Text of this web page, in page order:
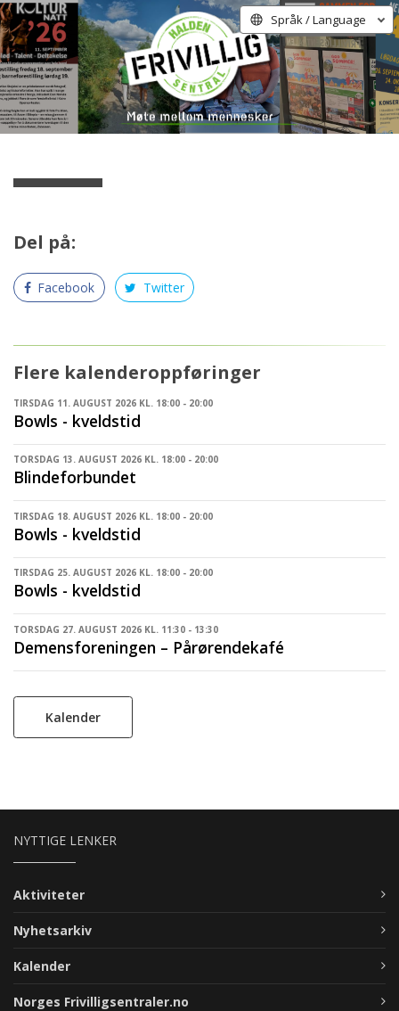
Språk / Language
Del på:
Facebook Twitter
Flere kalenderoppføringer
TIRSDAG 11. AUGUST 2026 KL. 18:00 - 20:00
Bowls - kveldstid
TORSDAG 13. AUGUST 2026 KL. 18:00 - 20:00
Blindeforbundet
TIRSDAG 18. AUGUST 2026 KL. 18:00 - 20:00
Bowls - kveldstid
TIRSDAG 25. AUGUST 2026 KL. 18:00 - 20:00
Bowls - kveldstid
TORSDAG 27. AUGUST 2026 KL. 11:30 - 13:30
Demensforeningen – Pårørendekafé
Kalender
NYTTIGE LENKER
Aktiviteter
Nyhetsarkiv
Kalender
Norges Frivilligsentraler.no